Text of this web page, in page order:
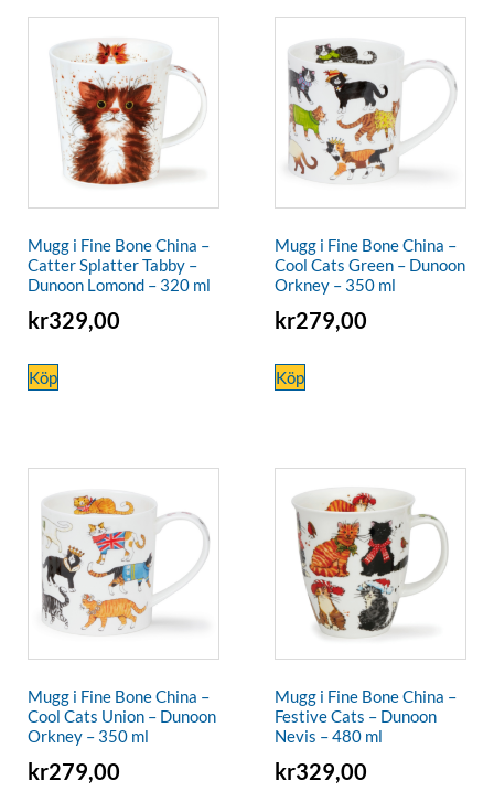
Mugg i Fine Bone China –
Catter Splatter Tabby –
Dunoon Lomond – 320 ml
kr329,00
Köp
Mugg i Fine Bone China –
Cool Cats Green – Dunoon
Orkney – 350 ml
kr279,00
Köp
Mugg i Fine Bone China –
Cool Cats Union – Dunoon
Orkney – 350 ml
kr279,00
Mugg i Fine Bone China –
Festive Cats – Dunoon
Nevis – 480 ml
kr329,00